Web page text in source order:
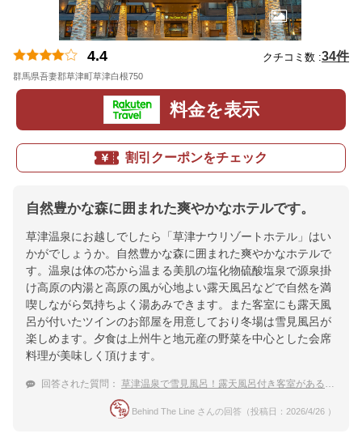
4.4 クチコミ数 :34件
群馬県吾妻郡草津町草津白根750
料金を表示
割引クーポンをチェック
自然豊かな森に囲まれた爽やかなホテルです。
草津温泉にお越しでしたら「草津ナウリゾートホテル」はい
かがでしょうか。自然豊かな森に囲まれた爽やかなホテルで
す。温泉は体の芯から温まる美肌の塩化物硫酸塩泉で源泉掛
け高原の内湯と高原の風が心地よい露天風呂などで自然を満
喫しながら気持ちよく湯あみできます。また客室にも露天風
呂が付いたツインのお部屋を用意しており冬場は雪見風呂が
楽しめます。夕食は上州牛と地元産の野菜を中心とした会席
料理が美味しく頂けます。
回答された質問： 草津温泉で雪見風呂！露天風呂付き客室がある温泉宿のおすすめは？
Behind The Line さんの回答（投稿日：2026/4/26 ）